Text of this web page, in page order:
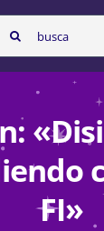
Search
FI»